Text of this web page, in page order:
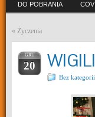
DO POBRANIA
« Życzenia
GRU
20
Bez kategorii